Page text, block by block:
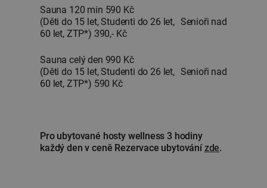
⁠Sauna 120 min 590 Kč
(Děti do 15 let, Studenti do 26 let, Senioři nad
60 let, ZTP*) 390,- Kč
Sauna celý den 990 Kč
(Děti do 15 let, Studenti do 26 let, Senioři nad
60 let, ZTP*) 590 Kč
Pro ubytované hosty wellness 3 hodiny
každý den v ceně Rezervace ubytovánízde.